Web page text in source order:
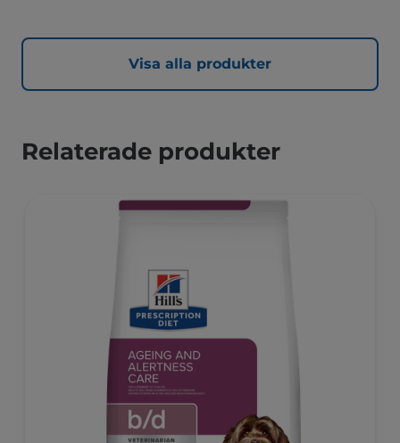
Visa alla produkter
Relaterade produkter